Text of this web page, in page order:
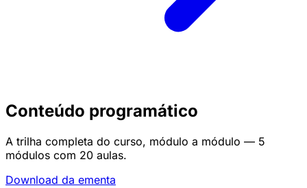
Conteúdo programático
A trilha completa do curso, módulo a módulo — 5
módulos com 20 aulas.
Download da ementa